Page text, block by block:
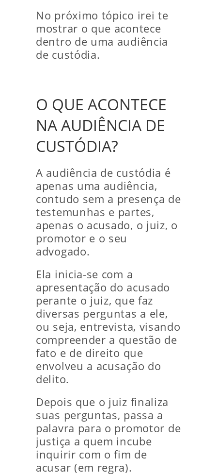
No próximo tópico irei te
mostrar o que acontece
dentro de uma audiência
de custódia.
O QUE ACONTECE
NA AUDIÊNCIA DE
CUSTÓDIA?
A audiência de custódia é
apenas uma audiência,
contudo sem a presença de
testemunhas e partes,
apenas o acusado, o juiz, o
promotor e o seu
advogado.
Ela inicia-se com a
apresentação do acusado
perante o juiz, que faz
diversas perguntas a ele,
ou seja, entrevista, visando
compreender a questão de
fato e de direito que
envolveu a acusação do
delito.
Depois que o juiz finaliza
suas perguntas, passa a
palavra para o promotor de
justiça a quem incube
inquirir com o fim de
acusar (em regra).